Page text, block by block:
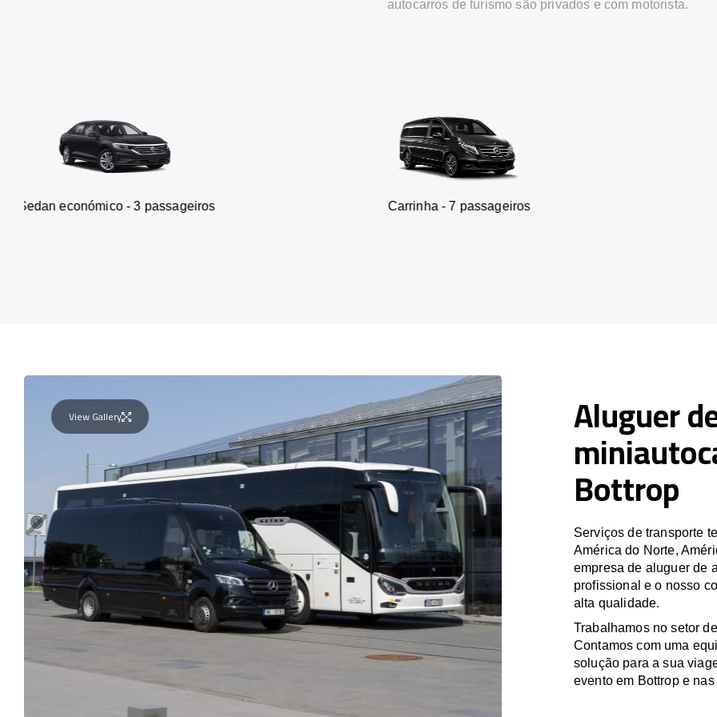
autocarros de turismo são privados e com motorista.
- 3 passageiros Carrinha - 7 passageiros SUV - 3
View Gallery Aluguer
Bottrop
Serviços de transporte
América do Norte,
empresa de aluguer de
profissional e o nosso
alta qualidade.
Trabalhamos no setor
Contamos com uma
solução para a sua
evento em Bottrop e